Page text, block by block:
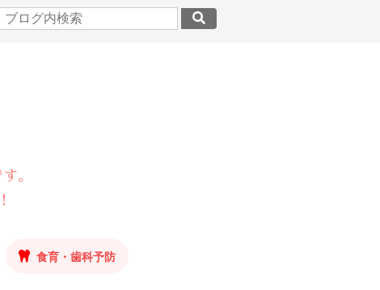
。
食育・歯科予防